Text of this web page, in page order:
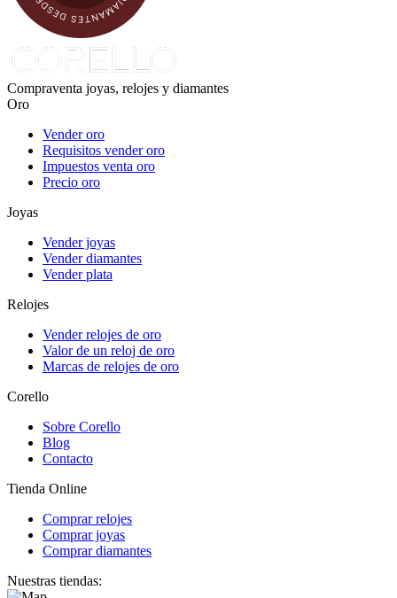
Compraventa joyas, relojes y diamantes
Oro
Vender oro
Requisitos vender oro
Impuestos venta oro
Precio oro
Joyas
Vender joyas
Vender diamantes
Vender plata
Relojes
Vender relojes de oro
Valor de un reloj de oro
Marcas de relojes de oro
Corello
Sobre Corello
Blog
Contacto
Tienda Online
Comprar relojes
Comprar joyas
Comprar diamantes
Nuestras tiendas: